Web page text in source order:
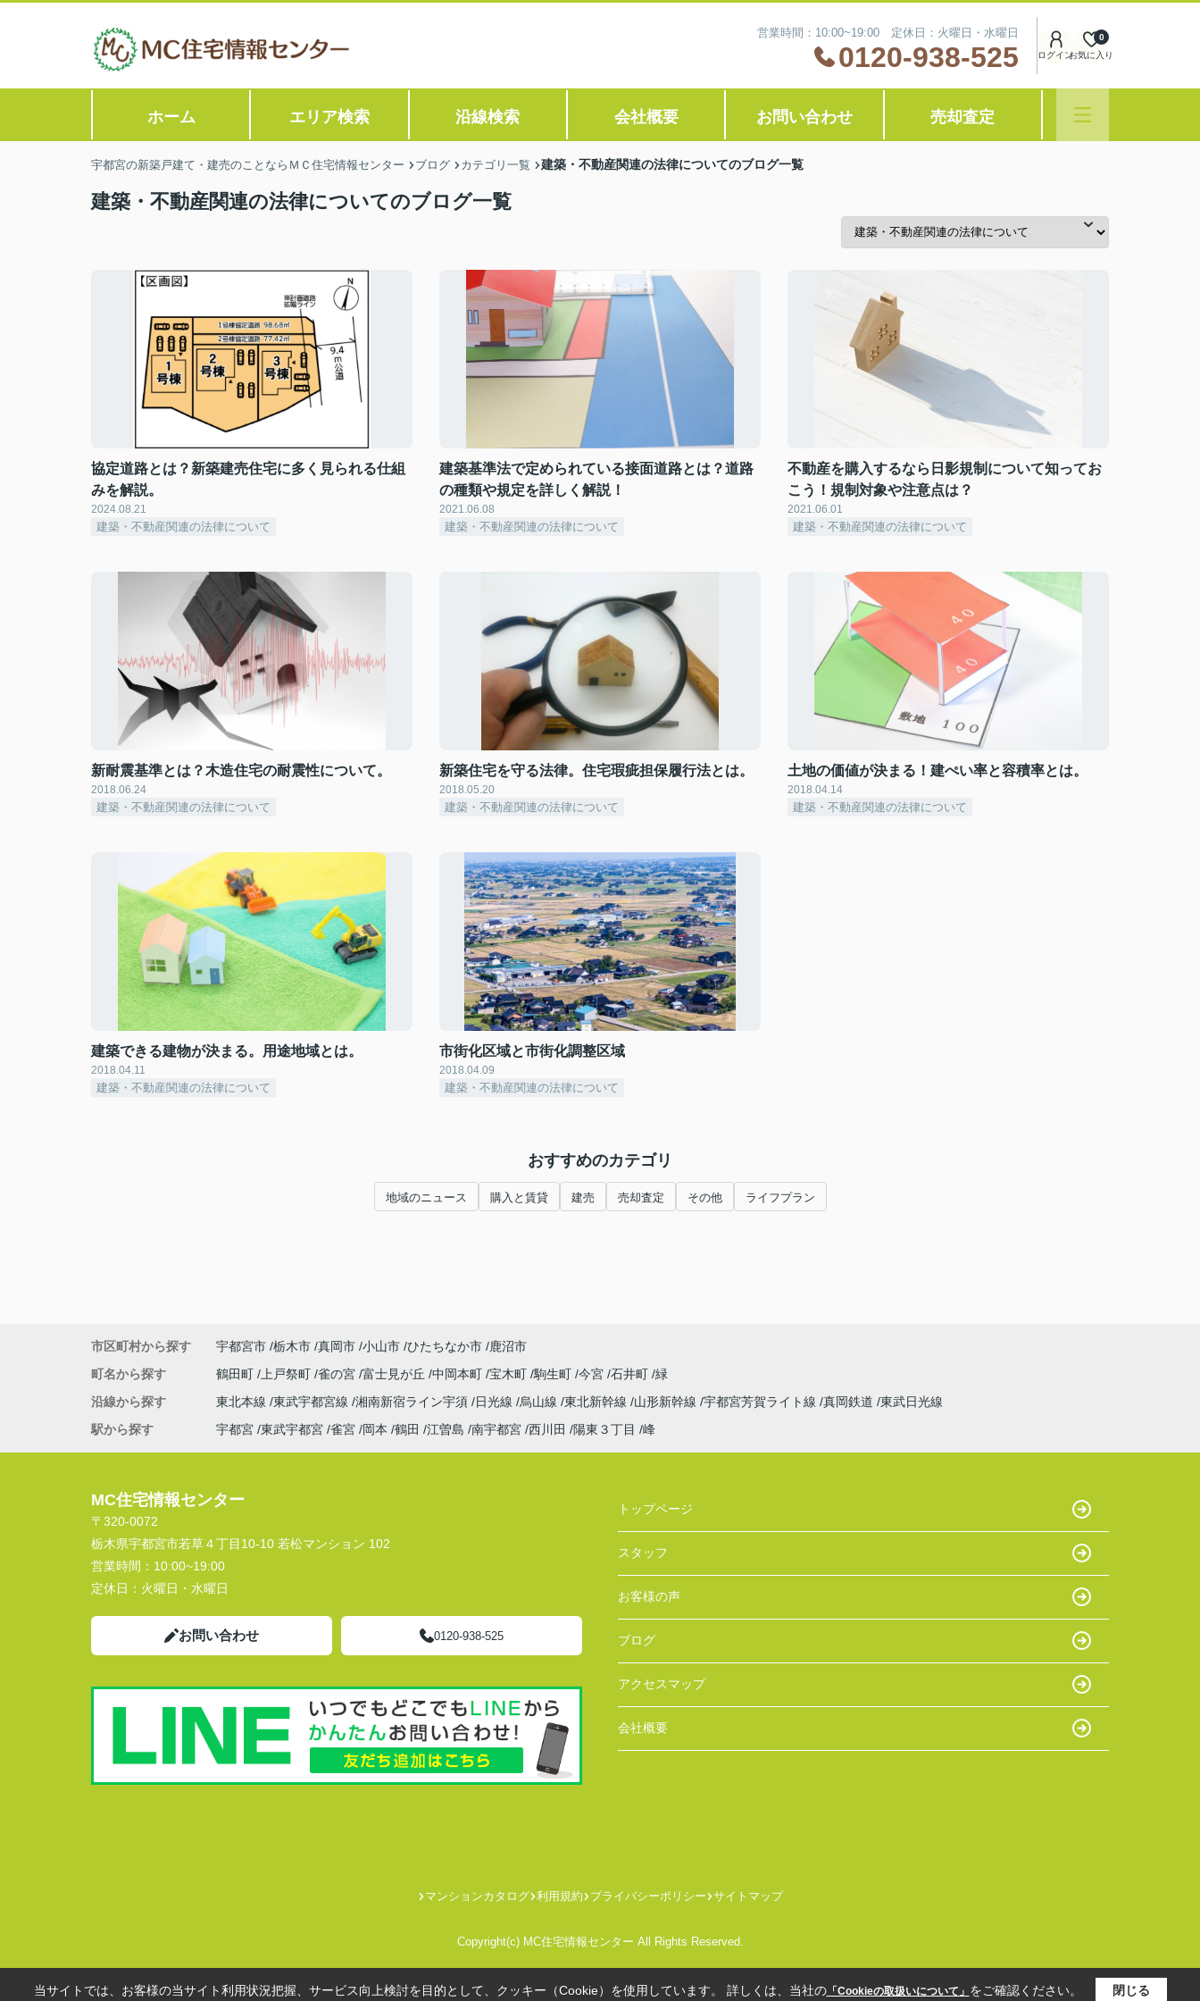
営業時間：10:00~19:00 定休日：火曜日・水曜日
0120-938-525 ログインお気に入り
0
ホーム エリア検索 沿線検索 会社概要 お問い合わせ 売却査定
宇都宮の新築戸建て・建売のことならＭＣ住宅情報センター ブログ カテゴリ一覧 建築・不動産関連の法律についてのブログ一覧
建築・不動産関連の法律についてのブログ一覧
協定道路とは？新築建売住宅に多く見られる仕組
みを解説。
2024.08.21
建築・不動産関連の法律について
建築基準法で定められている接面道路とは？道路
の種類や規定を詳しく解説！
2021.06.08
建築・不動産関連の法律について
不動産を購入するなら日影規制について知ってお
こう！規制対象や注意点は？
2021.06.01
建築・不動産関連の法律について
新耐震基準とは？木造住宅の耐震性について。
2018.06.24
建築・不動産関連の法律について
新築住宅を守る法律。住宅瑕疵担保履行法とは。
2018.05.20
建築・不動産関連の法律について
土地の価値が決まる！建ぺい率と容積率とは。
2018.04.14
建築・不動産関連の法律について
建築できる建物が決まる。用途地域とは。
2018.04.11
建築・不動産関連の法律について
市街化区域と市街化調整区域
2018.04.09
建築・不動産関連の法律について
おすすめのカテゴリ
地域のニュース 購入と賃貸 建売 売却査定 その他 ライフプラン
市区町村から探す 宇都宮市 栃木市 真岡市 小山市 ひたちなか市
鹿沼市
町名から探す
鶴田町 上戸祭町 雀の宮 富士見が丘 中岡本町 宝木町 駒生町 今宮 石井町 緑
沿線から探す
東北本線 東武宇都宮線 湘南新宿ライン宇須 日光線 烏山線 東北新幹線 山形新幹線 宇都宮芳賀ライト線 真岡鉄道 東武日光線
駅から探す
宇都宮 東武宇都宮 雀宮 岡本 鶴田 江曽島 南宇都宮 西川田 陽東３丁目 峰
MC住宅情報センター
〒320-0072
栃木県宇都宮市若草４丁目10-10 若松マンション 102
営業時間： 10:00~19:00
定休日： 火曜日・水曜日
お問い合わせ 0120-938-525
トップページ
スタッフ
お客様の声
ブログ
アクセスマップ
会社概要
マンションカタログ 利用規約 プライバシーポリシー サイトマップ
Copyright(c) MC住宅情報センター All Rights Reserved.
当サイトでは、お客様の当サイト利用状況把握、サービス向上検討を目的として、クッキー（Cookie）を使用しています。 詳しくは、当社の「Cookieの取扱いについて」 をご確認ください。 閉じる